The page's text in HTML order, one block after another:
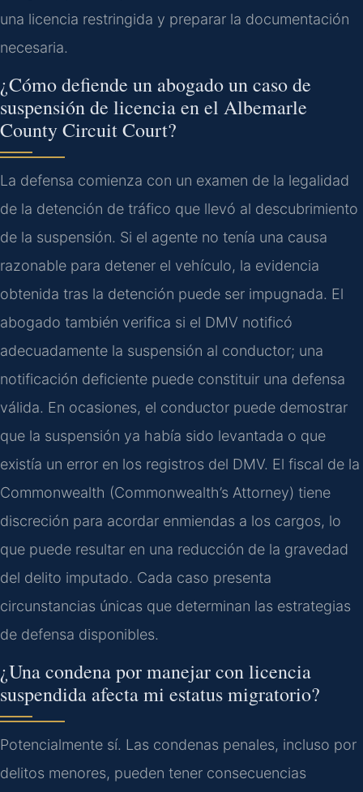
una licencia restringida y preparar la documentación
necesaria.
¿Cómo defiende un abogado un caso de
suspensión de licencia en el Albemarle
County Circuit Court?
La defensa comienza con un examen de la legalidad
de la detención de tráfico que llevó al descubrimiento
de la suspensión. Si el agente no tenía una causa
razonable para detener el vehículo, la evidencia
obtenida tras la detención puede ser impugnada. El
abogado también verifica si el DMV notificó
adecuadamente la suspensión al conductor; una
notificación deficiente puede constituir una defensa
válida. En ocasiones, el conductor puede demostrar
que la suspensión ya había sido levantada o que
existía un error en los registros del DMV. El fiscal de la
Commonwealth (Commonwealth’s Attorney) tiene
discreción para acordar enmiendas a los cargos, lo
que puede resultar en una reducción de la gravedad
del delito imputado. Cada caso presenta
circunstancias únicas que determinan las estrategias
de defensa disponibles.
¿Una condena por manejar con licencia
suspendida afecta mi estatus migratorio?
Potencialmente sí. Las condenas penales, incluso por
delitos menores, pueden tener consecuencias